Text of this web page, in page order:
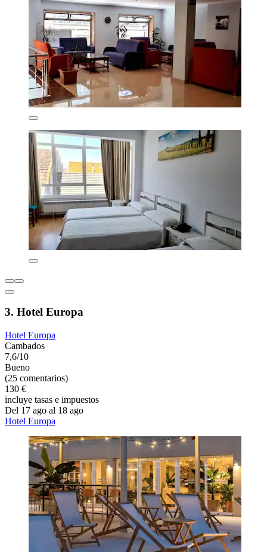
3. Hotel Europa
Hotel Europa
Cambados
7,6/10
Bueno
(25 comentarios)
130 €
incluye tasas e impuestos
Del 17 ago al 18 ago
Hotel Europa